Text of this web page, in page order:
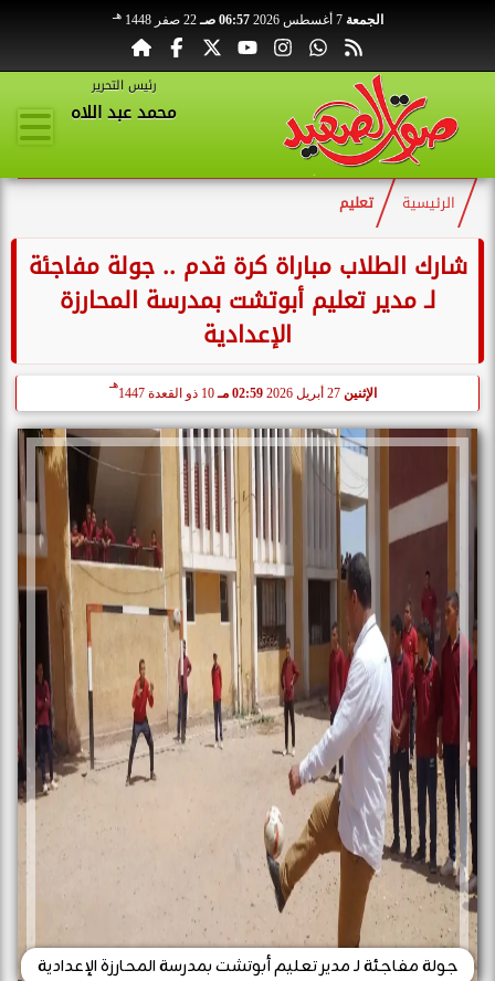
الجمعة 7 أغسطس 2026 06:57 صـ 22 صفر 1448 هـ
رئيس التحرير
محمد عبد اللاه
الرئيسية تعليم
شارك الطلاب مباراة كرة قدم .. جولة مفاجئة
لـ مدير تعليم أبوتشت بمدرسة المحارزة
الإعدادية
الإثنين 02:59 مـ 10 ذو القعدة 1447
هـ
جولة مفاجئة لـ مدير تعليم أبوتشت بمدرسة المحارزة الإعدادية